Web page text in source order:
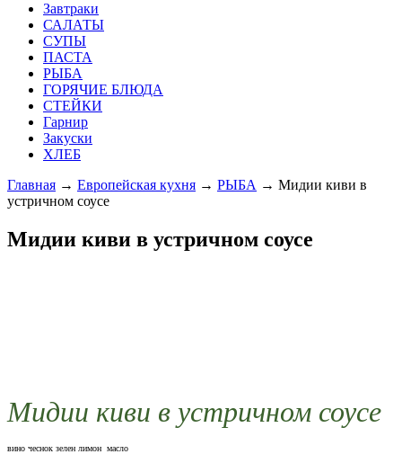
Завтраки
САЛАТЫ
СУПЫ
ПАСТА
РЫБА
ГОРЯЧИЕ БЛЮДА
СТЕЙКИ
Гарнир
Закуски
ХЛЕБ
Главная → Европейская кухня → РЫБА → Мидии киви в
устричном соусе
Мидии киви в устричном соусе
Мидии киви в устричном соусе
вино чеснок зелен лимон масло